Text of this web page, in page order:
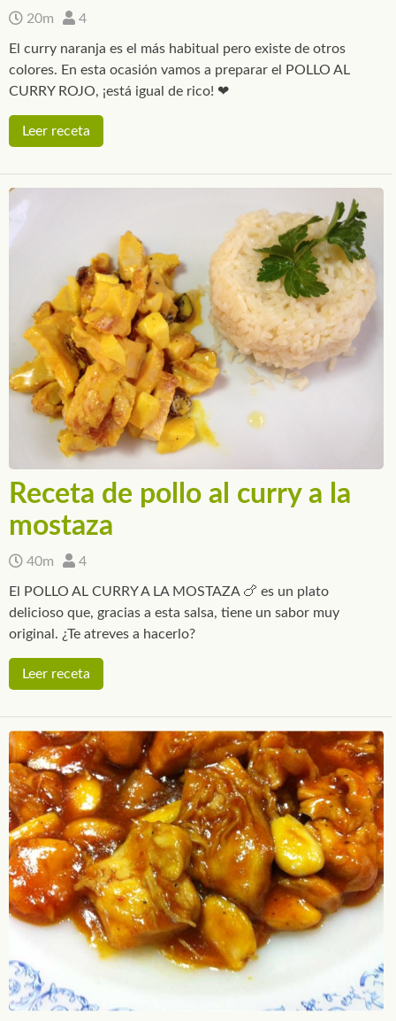
20m 4
El curry naranja es el más habitual pero existe de otros
colores. En esta ocasión vamos a preparar el POLLO AL
CURRY ROJO, ¡está igual de rico! ❤
Leer receta
Receta de pollo al curry a la
mostaza
40m 4
El POLLO AL CURRY A LA MOSTAZA 🍗 es un plato
delicioso que, gracias a esta salsa, tiene un sabor muy
original. ¿Te atreves a hacerlo?
Leer receta